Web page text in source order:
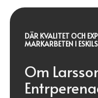
DÄR KVALITET OCH
MARKARBETEN I
Om